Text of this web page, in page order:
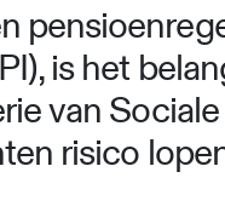
is het
van
risico